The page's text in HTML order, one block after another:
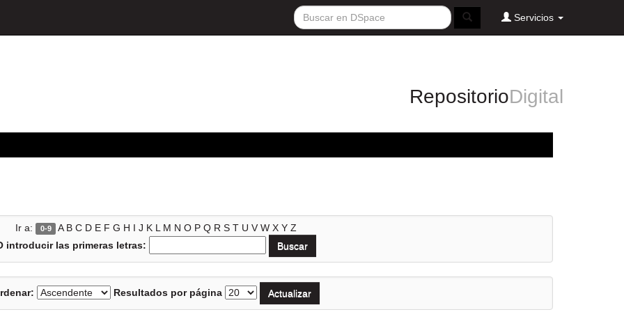
Servicios
RepositorioDigital
Ir a: 0-9 A B C D E F G H I J K L M N O P Q R S T U V W X Y Z
introducir las primeras letras:
Resultados por página